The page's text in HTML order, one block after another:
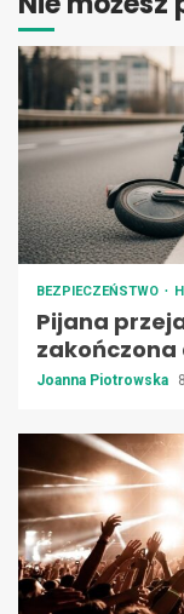
BEZPIECZEŃSTWO
Pijana
zakończona
Joanna Piotrowska